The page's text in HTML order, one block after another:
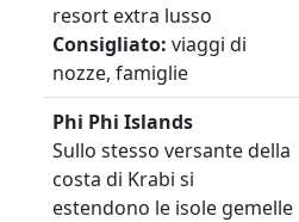
resort extra lusso
Consigliato: viaggi di
nozze, famiglie
Phi Phi Islands
Sullo stesso versante della
costa di Krabi si
estendono le isole gemelle